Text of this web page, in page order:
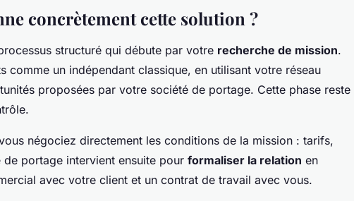
concrètement cette solution ?
structuré qui débute par votre recherche de mission.
comme un indépendant classique, en utilisant votre réseau
proposées par votre société de portage. Cette phase reste
négociez directement les conditions de la mission : tarifs,
portage intervient ensuite pour formaliser la relation en
avec votre client et un contrat de travail avec vous.